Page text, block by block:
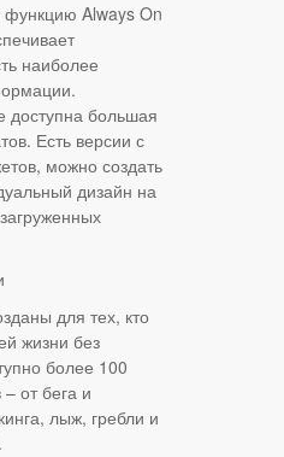
Always On
наиболее
доступна большая
Есть версии с
можно создать
дизайн на
для тех, кто
жизни без
более 100
от бега и
лыж, гребли и